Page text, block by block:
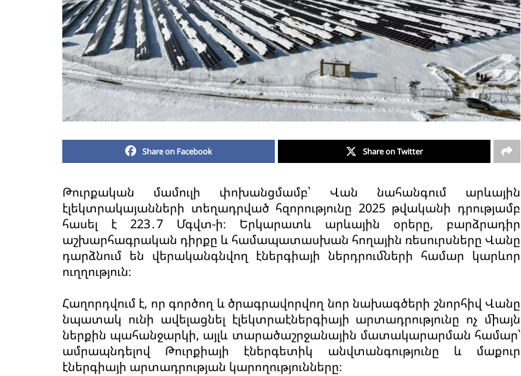
Share on Facebook Share on Twitter
Թուրքական մամուլի փոխանցմամբ՝ Վան նահանգում արևային
էլեկտրակայանների տեղադրված հզորությունը 2025 թվականի դրությամբ
հասել է 223․7 Մգվտ-ի։ Երկարատև արևային օրերը, բարձրադիր
աշխարհագրական դիրքը և համապատասխան հողային ռեսուրսները Վանը
դարձնում են վերականգնվող էներգիայի ներդրումների համար կարևոր
ուղղություն։
Հաղորդվում է, որ գործող և ծրագրավորվող նոր նախագծերի շնորհիվ Վանը
նպատակ ունի ավելացնել էլեկտրաէներգիայի արտադրությունը ոչ միայն
ներքին պահանջարկի, այլև տարածաշրջանային մատակարարման համար՝
ամրապնդելով Թուրքիայի էներգետիկ անվտանգությունը և մաքուր
էներգիայի արտադրության կարողությունները։